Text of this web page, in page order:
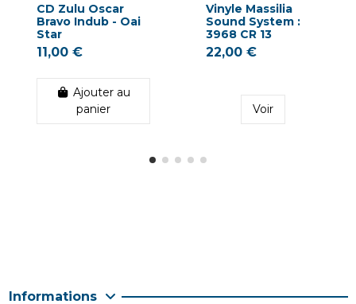
CD Zulu Oscar
Bravo Indub - Oai
Star
11,00 €
Ajouter au
panier
Vinyle Massilia
Sound System :
3968 CR 13
22,00 €
Voir
Informations